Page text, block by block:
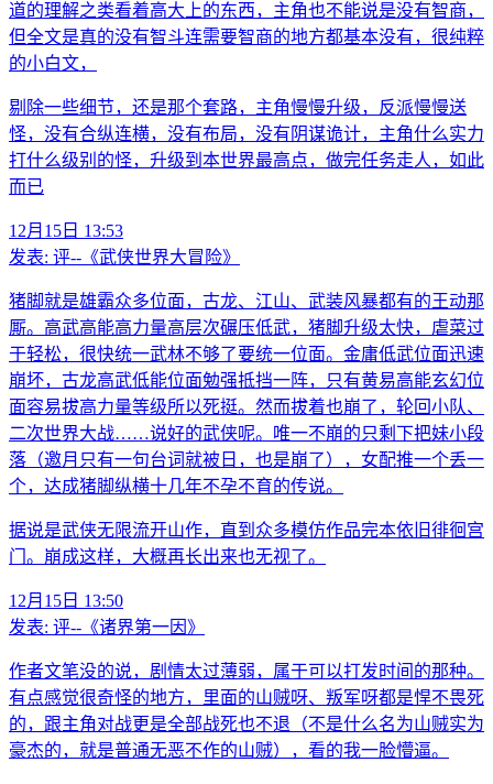
道的理解之类看着高大上的东西，主角也不能说是没有智商，
但全文是真的没有智斗连需要智商的地方都基本没有，很纯粹
的小白文，
剔除一些细节，还是那个套路，主角慢慢升级，反派慢慢送
怪，没有合纵连横，没有布局，没有阴谋诡计，主角什么实力
打什么级别的怪，升级到本世界最高点，做完任务走人，如此
而已
12月15日 13:53
发表: 评--《武侠世界大冒险》
猪脚就是雄霸众多位面，古龙、江山、武装风暴都有的王动那
厮。高武高能高力量高层次碾压低武，猪脚升级太快，虐菜过
于轻松，很快统一武林不够了要统一位面。金庸低武位面迅速
崩坏，古龙高武低能位面勉强抵挡一阵，只有黄易高能玄幻位
面容易拔高力量等级所以死挺。然而拔着也崩了，轮回小队、
二次世界大战……说好的武侠呢。唯一不崩的只剩下把妹小段
落（邀月只有一句台词就被日，也是崩了），女配推一个丢一
个，达成猪脚纵横十几年不孕不育的传说。
据说是武侠无限流开山作，直到众多模仿作品完本依旧徘徊宫
门。崩成这样，大概再长出来也无视了。
12月15日 13:50
发表: 评--《诸界第一因》
作者文笔没的说，剧情太过薄弱，属于可以打发时间的那种。
有点感觉很奇怪的地方，里面的山贼呀、叛军呀都是悍不畏死
的，跟主角对战更是全部战死也不退（不是什么名为山贼实为
豪杰的，就是普通无恶不作的山贼），看的我一脸懵逼。